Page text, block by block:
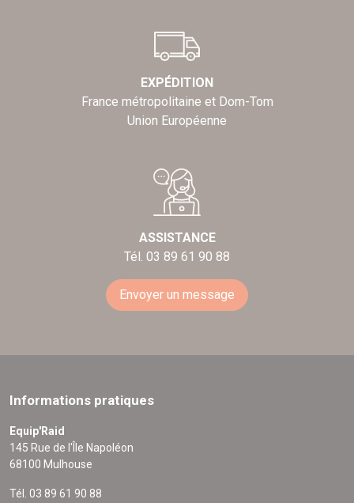
EXPÉDITION
France métropolitaine et Dom-Tom
Union Européenne
ASSISTANCE
Tél. 03 89 61 90 88
Envoyer un message
Informations pratiques
Equip'Raid
145 Rue de l'Île Napoléon
68100 Mulhouse
Tél. 03 89 61 90 88